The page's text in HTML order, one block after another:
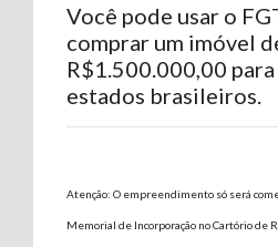
Você pode usar o
comprar um imóvel
R$1.500.000,00
estados brasileiros.
Atenção: O empreendimento só será
Memorial de Incorporação no Cartório de